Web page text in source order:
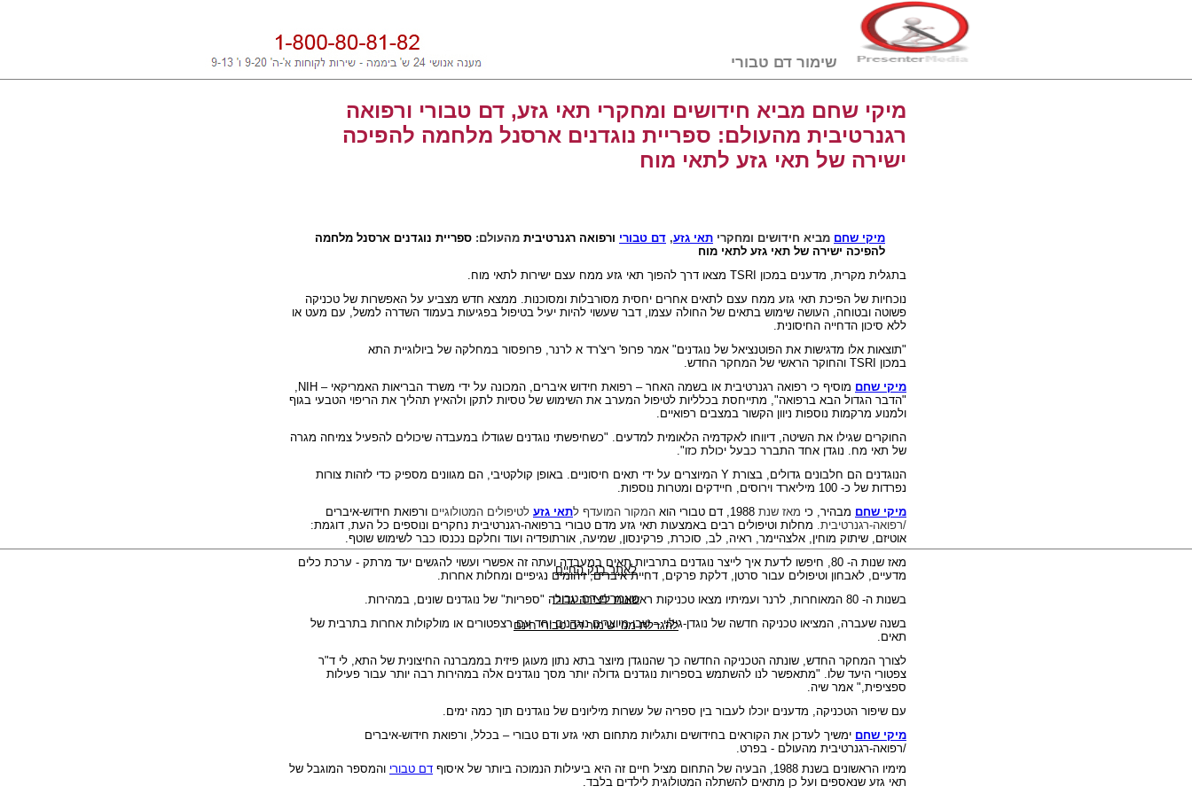
מיקי שחם מביא חידושים ומחקרי תאי גזע, דם טבורי ורפואה
רגנרטיבית מהעולם: ספריית נוגדנים ארסנל מלחמה להפיכה
ישירה של תאי גזע לתאי מוח
מיקי שחם מביא חידושים ומחקרי תאי גזע, דם טבורי ורפואה רגנרטיבית מהעולם: ספריית נוגדנים ארסנל מלחמה
להפיכה ישירה של תאי גזע לתאי מוח
בתגלית מקרית, מדענים במכון TSRI מצאו דרך להפוך תאי גזע ממח עצם ישירות לתאי מוח
נוכחיות של הפיכת תאי גזע ממח עצם לתאים אחרים יחסית מסורבלות ומסוכנות. ממצא חדש מצביע על האפשרות של טכניקה
פשוטה ובטוחה, העושה שימוש בתאים של החולה עצמו, דבר שעשוי להיות יעיל בטיפול בפגיעות בעמוד השדרה למשל, עם מעט או
ללא סיכון הדחייה החיסונית
"תוצאות אלו מדגישות את הפוטנציאל של נוגדנים" אמר פרופ' ריצ'רד א לרנר, פרופסור במחלקה של ביולוגיית התא
במכון TSRI והחוקר הראשי של המחקר החדש.
מיקי שחם מוסיף כי רפואה רגנרטיבית או בשמה האחר – רפואת חידוש איברים, המכונה על ידי משרד הבריאות האמריקאי – NIH
"הדבר הגדול הבא ברפואה", מתייחסת בכלליות לטיפול המערב את השימוש של טסיות לתקן ולהאיץ תהליך את הריפוי הטבעי בגוף
ולמנוע מרקמות נוספות ניוון הקשור במצבים רפואיים.
החוקרים שגילו את השיטה, דיווחו לאקדמיה הלאומית למדעים. "כשחיפשתי נוגדנים שגודלו במעבדה שיכולים להפעיל צמיחה מגרה
של תאי מח. נוגדן אחד התברר כבעל יכולת כזו".
הנוגדנים הם חלבונים גדולים, בצורת Y המיוצרים על ידי תאים חיסוניים. באופן קולקטיבי, הם מגוונים מספיק כדי לזהות צורות
נפרדות של כ- 100 מיליארד וירוסים, חיידקים ומטרות נוספות.
מיקי שחם מבהיר , כי מאז שנת 1988, דם טבורי הוא המקור המועדף לתאי גזע לטיפולים המטולוגיים ורפואת חידוש-איברים
/רפואה-רגנרטיבית. מחלות וטיפולים רבים באמצעות תאי גזע מדם טבורי ברפואה-רגנרטיבית נחקרים ונוספים כל העת, דוגמת:
אוטיזם, שיתוק מוחין, אלצהיימר, ראיה, לב, סוכרת, פרקינסון, שמיעה, אורתופדיה ועוד וחלקם נכנסו כבר לשימוש שוטף.
מאז שנות ה- 80, חיפשו לדעת איך לייצר נוגדנים בתרביות תאים במעבדה ועתה זה אפשרי ועשוי להגשים יעד מרתק - ערכת כלים
מדעיים, לאבחון וטיפולים עבור סרטן, דלקת פרקים, דחיית איברים, זיהומים נגיפיים ומחלות אחרות
בשנות ה- 80 המאוחרות, לרנר ועמיתיו
מצאו טכניקות ראשונות ליצירה גדולה "ספריות" של נוגדנים שונים, במהירות.
בשנה שעברה, המציאו טכניקה חדשה של נוגדן-גילוי – שבו מיוצרים נוגדנים יחד עם רצפטורים או מולקולות אחרות בתרבית של
תאים.
לצורך המחקר החדש, שונתה הטכניקה החדשה כך שהנוגדן מיוצר בתא נתון מעוגן פיזית בממברנה החיצונית של התא, לי ד"ר
צפטורי היעד שלו. "מתאפשר לנו להשתמש בספריות נוגדנים גדולה יותר מסך נוגדנים אלה במהירות רבה יותר עבור פעילות
ספציפית," אמר שיה.
עם שיפור הטכניקה, מדענים יוכלו לעבור בין ספריה של עשרות מיליונים של נוגדנים תוך כמה ימים
מיקי שחם ימשיך לעדכן את הקוראים בחידושים ותגליות מתחום תאי גזע ודם טבורי – בכלל, ורפואת חידוש-איברים
/רפואה-רגנרטיבית מהעולם - בפרט.
מימיו הראשונים בשנת 1988, הבעיה של התחום מציל חיים זה היא ביעילות הנמוכה ביותר של איסוף
דם טבורי והמספר המוגבל של
תאי גזע שנאספים ועל כן מתאים להשתלה המטולוגית לילדים בלבד.
לאתר בנק החיים
מאמרים דם טבורי
להגרלת מנוי שימור דם טבורי חינם